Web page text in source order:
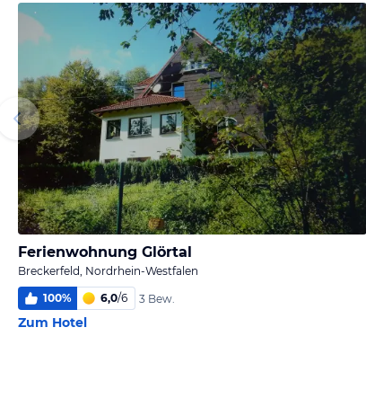
Ferienwohnung Glörtal
Breckerfeld, Nordrhein-Westfalen
100% 6,0/6 3 Bew.
Zum Hotel